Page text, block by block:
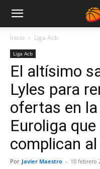
Inicio Liga Acb
Liga Acb
El altísimo
Lyles para
ofertas en
Euroliga
complican
Por Javier Maestro - 10 febrero